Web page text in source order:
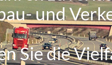
und
Sie die